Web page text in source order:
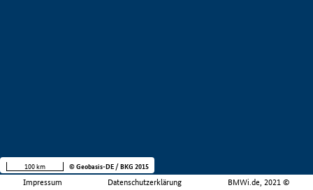
Impressum Datenschutzerklärung BMWi.de, 2021 ©
100 km © Geobasis-DE / BKG 2015